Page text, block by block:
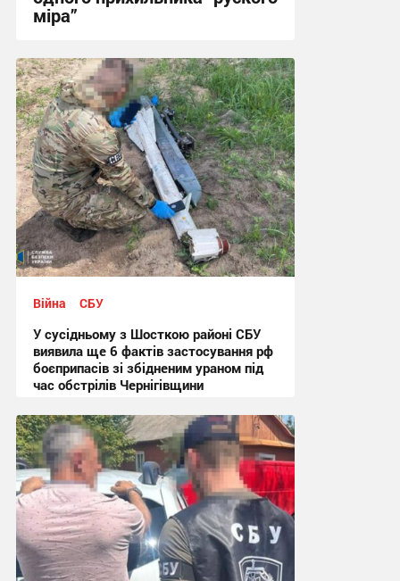
міра”
15:03, 6.08.2026
Війна СБУ
У сусідньому з Шосткою районі СБУ
виявила ще 6 фактів застосування рф
боєприпасів зі збідненим ураном під
час обстрілів Чернігівщини
12:59, 23.07.2026